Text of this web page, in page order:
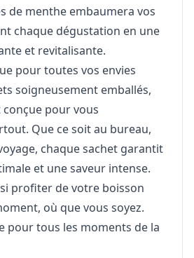
de menthe embaumera vos
chaque dégustation en une
et revitalisante.
pour toutes vos envies
soigneusement emballés,
pour vous
Que ce soit au bureau,
chaque sachet garantit
et une saveur intense.
profiter de votre boisson
où que vous soyez.
pour tous les moments de la